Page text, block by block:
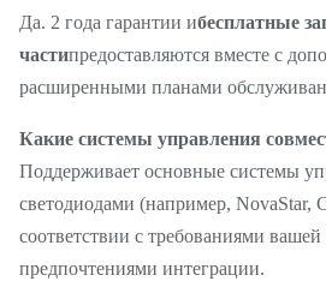
Да. 2 года гарантии ибесплатные
частипредоставляются вместе с
расширенными планами
Какие системы управления
Поддерживает основные системы
светодиодами (например, NovaStar,
соответствии с требованиями
предпочтениями интеграции.